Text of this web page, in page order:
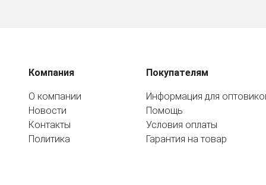
Компания
О компании
Новости
Контакты
Политика
Покупателям
Информация для
Помощь
Условия оплаты
Гарантия на товар